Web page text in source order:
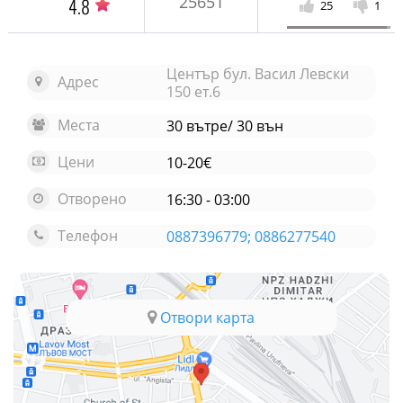
4.8 25 1
Адрес
Център бул. Васил Левски
150 ет.6
Места
30 вътре/ 30 вън
Цени
10-20€
Отворено
16:30 - 03:00
Телефон
0887396779; 0886277540
Отвори карта